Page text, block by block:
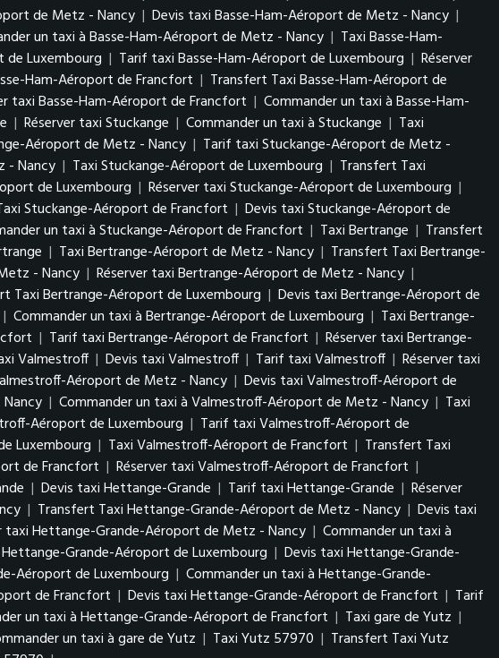
de Metz - Nancy | Devis taxi Basse-Ham-Aéroport de Metz - Nancy |
un taxi à Basse-Ham-Aéroport de Metz - Nancy | Taxi Basse-Ham-
de Luxembourg | Tarif taxi Basse-Ham-Aéroport de Luxembourg | Réserver
Ham-Aéroport de Francfort | Transfert Taxi Basse-Ham-Aéroport de
taxi Basse-Ham-Aéroport de Francfort | Commander un taxi à Basse-Ham-
| Réserver taxi Stuckange | Commander un taxi à Stuckange | Taxi
Aéroport de Metz - Nancy | Tarif taxi Stuckange-Aéroport de Metz -
- Nancy | Taxi Stuckange-Aéroport de Luxembourg | Transfert Taxi
de Luxembourg | Réserver taxi Stuckange-Aéroport de Luxembourg |
Stuckange-Aéroport de Francfort | Devis taxi Stuckange-Aéroport de
un taxi à Stuckange-Aéroport de Francfort | Taxi Bertrange | Transfert
| Taxi Bertrange-Aéroport de Metz - Nancy | Transfert Taxi Bertrange-
- Nancy | Réserver taxi Bertrange-Aéroport de Metz - Nancy |
Taxi Bertrange-Aéroport de Luxembourg | Devis taxi Bertrange-Aéroport de
| Commander un taxi à Bertrange-Aéroport de Luxembourg | Taxi Bertrange-
| Tarif taxi Bertrange-Aéroport de Francfort | Réserver taxi Bertrange-
Valmestroff | Devis taxi Valmestroff | Tarif taxi Valmestroff | Réserver taxi
Aéroport de Metz - Nancy | Devis taxi Valmestroff-Aéroport de
| Commander un taxi à Valmestroff-Aéroport de Metz - Nancy | Taxi
Aéroport de Luxembourg | Tarif taxi Valmestroff-Aéroport de
Luxembourg | Taxi Valmestroff-Aéroport de Francfort | Transfert Taxi
de Francfort | Réserver taxi Valmestroff-Aéroport de Francfort |
| Devis taxi Hettange-Grande | Tarif taxi Hettange-Grande | Réserver
| Transfert Taxi Hettange-Grande-Aéroport de Metz - Nancy | Devis taxi
taxi Hettange-Grande-Aéroport de Metz - Nancy | Commander un taxi à
Grande-Aéroport de Luxembourg | Devis taxi Hettange-Grande-
Aéroport de Luxembourg | Commander un taxi à Hettange-Grande-
de Francfort | Devis taxi Hettange-Grande-Aéroport de Francfort | Tarif
un taxi à Hettange-Grande-Aéroport de Francfort | Taxi gare de Yutz |
un taxi à gare de Yutz | Taxi Yutz 57970 | Transfert Taxi Yutz